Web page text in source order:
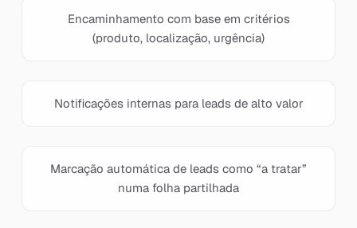
Encaminhamento com base em critérios
(produto, localização, urgência)
Notificações internas para leads de alto valor
Marcação automática de leads como “a tratar”
numa folha partilhada